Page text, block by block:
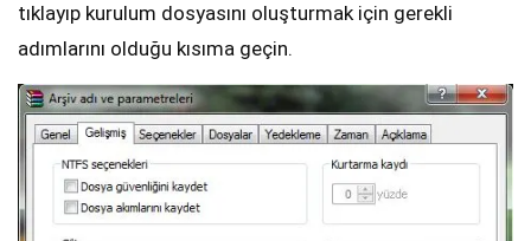
tıklayıp kurulum dosyasını oluşturmak için gerekli
adımlarını olduğu kısıma geçin.